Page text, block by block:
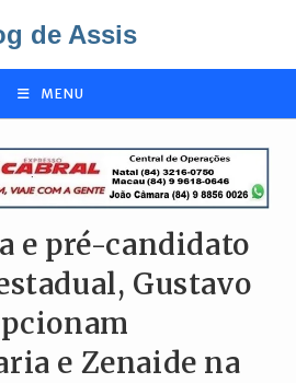
de Assis
MENU
e pré-candidato
Gustavo
e Zenaide na